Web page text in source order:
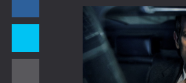
El Gerente
The Bear
The West